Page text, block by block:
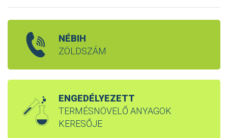
NÉBIH
ZÖLDSZÁM
ENGEDÉLYEZETT
TERMÉSNÖVELŐ ANYAGOK
KERESŐJE